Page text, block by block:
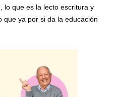
lo que es la lecto escritura y
que ya por si da la educación